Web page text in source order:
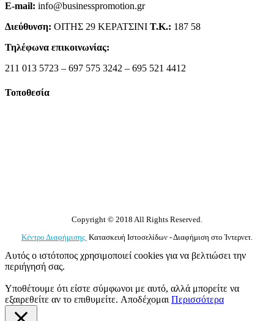
E-mail: info@businesspromotion.gr
Διεύθυνση: ΟΙΤΗΣ 29 ΚΕΡΑΤΣΙΝΙ Τ.Κ.: 187 58
Τηλέφωνα επικοινωνίας:
211 013 5723 – 697 575 3242 – 695 521 4412
Τοποθεσία
Copyright © 2018 All Rights Reserved.
Κέντρο Διαφήμισης Κατασκευή Ιστοσελίδων - Διαφήμιση στο Ίντερνετ.
Αυτός ο ιστότοπος χρησιμοποιεί cookies για να βελτιώσει την
περιήγησή σας.
Υποθέτουμε ότι είστε σύμφωνοι με αυτό, αλλά μπορείτε να
εξαιρεθείτε αν το επιθυμείτε. Αποδέχομαι Περισσότερα